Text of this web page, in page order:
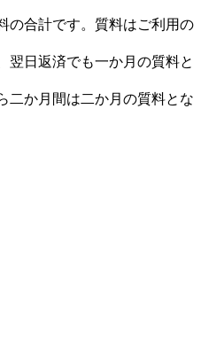
の合計です。質料はご利用の
日返済でも一か月の質料と
二か月間は二か月の質料とな